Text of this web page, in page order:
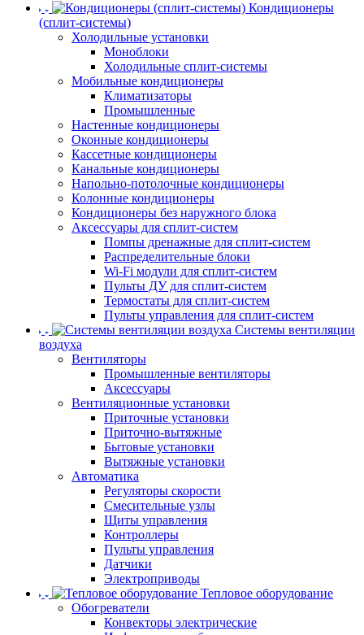
Кондиционеры
(сплит-системы)
Холодильные установки
Моноблоки
Холодильные сплит-системы
Мобильные кондиционеры
Климатизаторы
Промышленные
Настенные кондиционеры
Оконные кондиционеры
Кассетные кондиционеры
Канальные кондиционеры
Напольно-потолочные кондиционеры
Колонные кондиционеры
Кондиционеры без наружного блока
Аксессуары для сплит-систем
Помпы дренажные для сплит-систем
Распределительные блоки
Wi-Fi модули для сплит-систем
Пульты ДУ для сплит-систем
Термостаты для сплит-систем
Пульты управления для сплит-систем
Системы вентиляции
воздуха
Вентиляторы
Промышленные вентиляторы
Аксессуары
Вентиляционные установки
Приточные установки
Приточно-вытяжные
Бытовые установки
Вытяжные установки
Автоматика
Регуляторы скорости
Смесительные узлы
Щиты управления
Контроллеры
Пульты управления
Датчики
Электроприводы
Тепловое оборудование
Обогреватели
Конвекторы электрические